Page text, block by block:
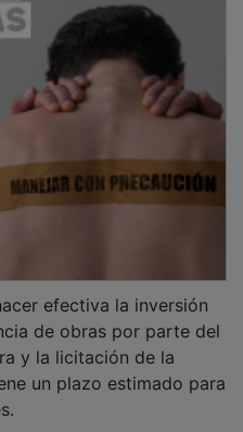
de obras por parte del
y la licitación de la
un plazo estimado para